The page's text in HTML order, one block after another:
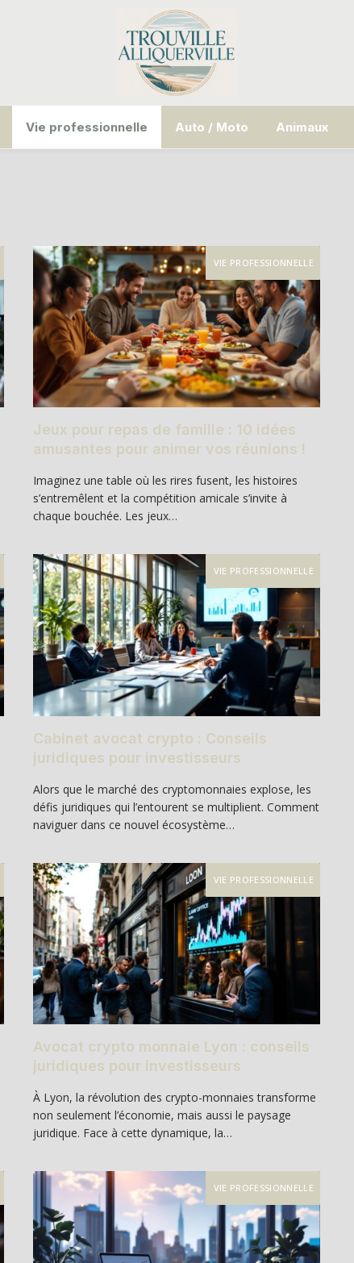
Vie professionnelle Auto / Moto Animaux
VIE PROFESSIONNELLE
Jeux pour repas de famille : 10 idées
amusantes pour animer vos réunions !
Imaginez une table où les rires fusent, les histoires
s’entremêlent et la compétition amicale s’invite à
chaque bouchée. Les jeux…
VIE PROFESSIONNELLE
Cabinet avocat crypto : Conseils
juridiques pour investisseurs
Alors que le marché des cryptomonnaies explose, les
défis juridiques qui l’entourent se multiplient. Comment
naviguer dans ce nouvel écosystème…
VIE PROFESSIONNELLE
Avocat crypto monnaie Lyon : conseils
juridiques pour investisseurs
À Lyon, la révolution des crypto-monnaies transforme
non seulement l’économie, mais aussi le paysage
juridique. Face à cette dynamique, la…
VIE PROFESSIONNELLE